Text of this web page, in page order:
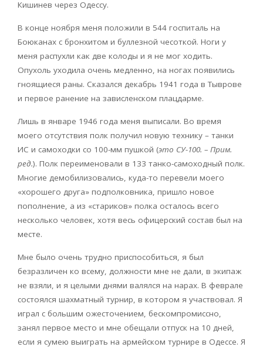
Кишинев через Одессу.
В конце ноября меня положили в 544 госпиталь на
Боюканах с бронхитом и буллезной чесоткой. Ноги у
меня распухли как две колоды и я не мог ходить.
Опухоль уходила очень медленно, на ногах появились
гноящиеся раны. Сказался декабрь 1941 года в Тыврове
и первое ранение на зависленском плацдарме.
Лишь в январе 1946 года меня выписали. Во время
моего отсутствия полк получил новую технику – танки
ИС и самоходки со 100-мм пушкой (это СУ-100. – Прим.
ред.). Полк переименовали в 133 танко-самоходный полк.
Многие демобилизовались, куда-то перевели моего
«хорошего друга» подполковника, пришло новое
пополнение, а из «стариков» полка осталось всего
несколько человек, хотя весь офицерский состав был на
месте.
Мне было очень трудно приспособиться, я был
безразличен ко всему, должности мне не дали, в экипаж
не взяли, и я целыми днями валялся на нарах. В феврале
состоялся шахматный турнир, в котором я участвовал. Я
играл с большим ожесточением, бескомпромиссно,
занял первое место и мне обещали отпуск на 10 дней,
если я сумею выиграть на армейском турнире в Одессе. Я